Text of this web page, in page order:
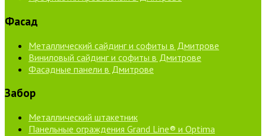
Фасад
Металлический сайдинг и софиты в Дмитрове
Виниловый сайдинг и софиты в Дмитрове
Фасадные панели в Дмитрове
Забор
Металлический штакетник
Панельные ограждения Grand Line® и Optima